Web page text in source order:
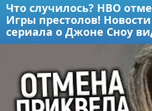
Что случилось? НВО
Игры престолов!
сериала о Джоне Сноу